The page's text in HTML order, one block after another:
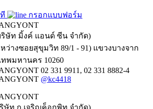
กรอกแบบฟอร์ม
ริษัท มิ้งค์ แอนด์ ซีน จำกัด)
ว่างซอยสุขุมวิท 89/1 - 91) แขวงบางจาก
ทพมหานคร 10260
02 331 9911, 02 331 8882-4
@kc4418
ษัท ก.เจริญค็อกพิท จำกัด)